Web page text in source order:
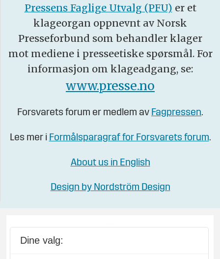
Pressens Faglige Utvalg (PFU) er et
klageorgan oppnevnt av Norsk
Presseforbund som behandler klager
mot mediene i presseetiske spørsmål. For
informasjon om klageadgang, se:
www.presse.no
Forsvarets forum er medlem av Fagpressen.
Les mer i Formålsparagraf for Forsvarets forum.
About us in English
Design by Nordström Design
Dine valg: